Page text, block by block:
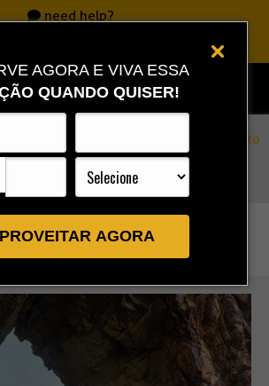
AGORA E VIVA ESSA
QUANDO QUISER!
AGORA
need help?
/ Fortaleza – desembarque no aeroporto